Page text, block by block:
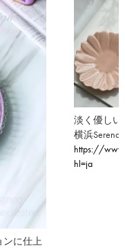
に仕上
淡く優し
横浜
https://
hl=ja